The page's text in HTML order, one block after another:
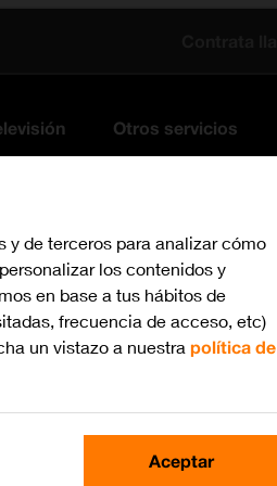
Otros servicios
y de terceros para analizar cómo
los contenidos y
en base a tus hábitos de
frecuencia de acceso, etc)
un vistazo a nuestra política de
Aceptar